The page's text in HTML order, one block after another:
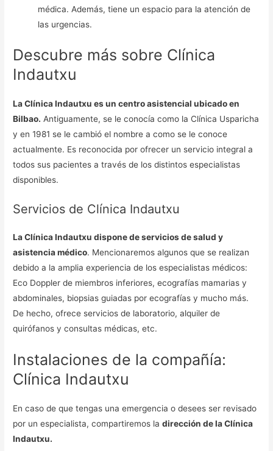
médica. Además, tiene un espacio para la atención de
las urgencias.
Descubre más sobre Clínica
Indautxu
La Clínica Indautxu es un centro asistencial ubicado en
Bilbao. Antiguamente, se le conocía como la Clínica Usparicha
y en 1981 se le cambió el nombre a como se le conoce
actualmente. Es reconocida por ofrecer un servicio integral a
todos sus pacientes a través de los distintos especialistas
disponibles.
Servicios de Clínica Indautxu
La Clínica Indautxu dispone de servicios de salud y
asistencia médico. Mencionaremos algunos que se realizan
debido a la amplia experiencia de los especialistas médicos:
Eco Doppler de miembros inferiores, ecografías mamarias y
abdominales, biopsias guiadas por ecografías y mucho más.
De hecho, ofrece servicios de laboratorio, alquiler de
quirófanos y consultas médicas, etc.
Instalaciones de la compañía:
Clínica Indautxu
En caso de que tengas una emergencia o desees ser revisado
por un especialista, compartiremos ladirección de la Clínica
Indautxu.